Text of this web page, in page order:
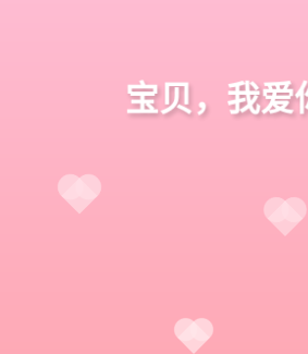
宝贝，我爱